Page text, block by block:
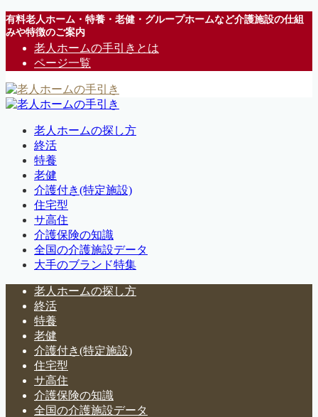
有料老人ホーム・特養・老健・グループホームなど介護施設の仕組
みや特徴のご案内
老人ホームの手引きとは
ページ一覧
老人ホームの探し方
終活
特養
老健
介護付き(特定施設)
住宅型
サ高住
介護保険の知識
全国の介護施設データ
大手のブランド特集
老人ホームの探し方
終活
特養
老健
介護付き(特定施設)
住宅型
サ高住
介護保険の知識
全国の介護施設データ